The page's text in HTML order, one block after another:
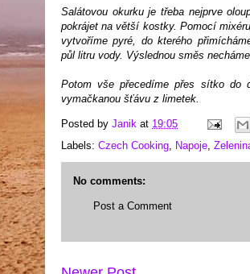
Salátovou okurku je třeba nejprve
pokrájet na větší kostky. Pomocí
vytvoříme pyré, do kterého
půl litru vody. Výslednou směs
Potom vše přecedíme přes sítko do
vymačkanou šťávu z limetek.
Posted by Janik at 19:05
Labels: Czech Cooking, Napoje,
No comments:
Post a Comment